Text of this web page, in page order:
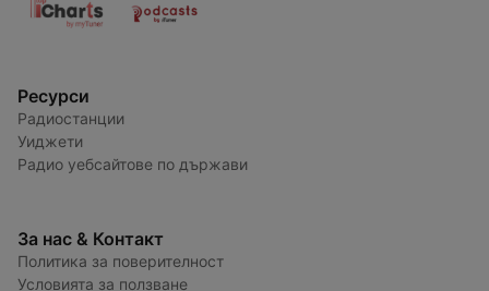
Ресурси
Радиостанции
Уиджети
Радио уебсайтове по държави
За нас & Контакт
Политика за поверителност
Условията за ползване